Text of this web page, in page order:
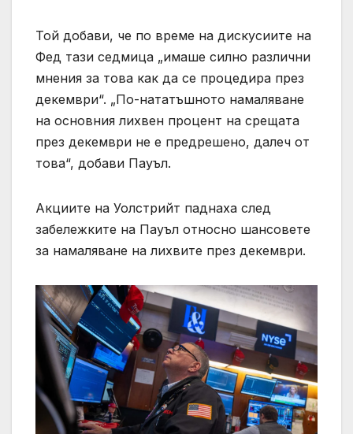
Той добави, че по време на дискусиите на
Фед тази седмица „имаше силно различни
мнения за това как да се процедира през
декември“. „По-нататъшното намаляване
на основния лихвен процент на срещата
през декември не е предрешено, далеч от
това“, добави Пауъл.
Акциите на Уолстрийт паднаха след
забележките на Пауъл относно шансовете
за намаляване на лихвите през декември.